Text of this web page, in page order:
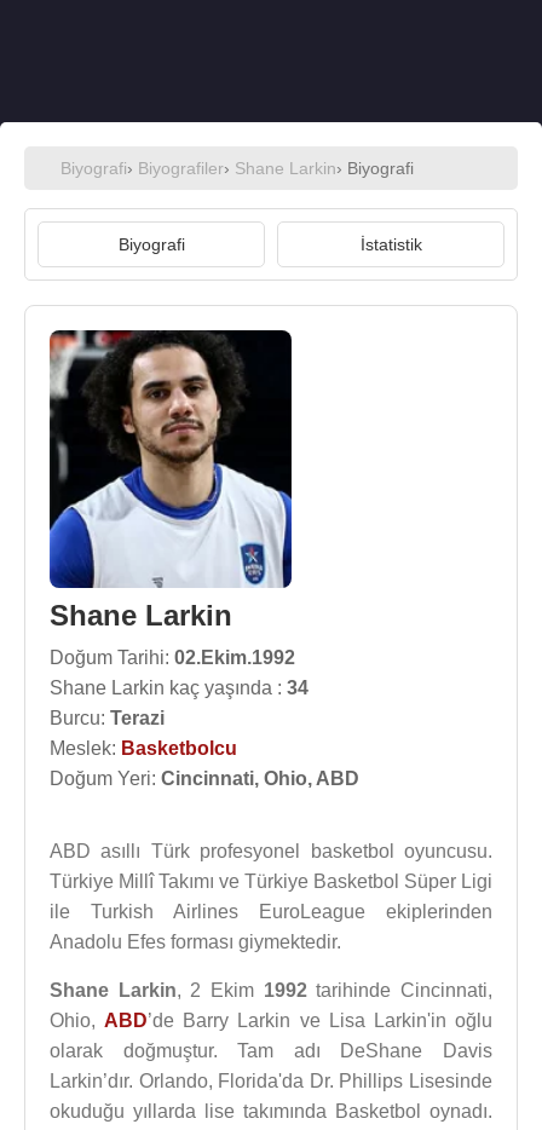
Biyografi› Biyografiler› Shane Larkin› Biyografi
Biyografi İstatistik
Shane Larkin
Doğum Tarihi: 02.Ekim.1992
Shane Larkin kaç yaşında : 34
Burcu: Terazi
Meslek: Basketbolcu
Doğum Yeri: Cincinnati, Ohio, ABD
ABD asıllı Türk profesyonel basketbol oyuncusu.
Türkiye Millî Takımı ve Türkiye Basketbol Süper Ligi
ile Turkish Airlines EuroLeague ekiplerinden
Anadolu Efes forması giymektedir.
Shane Larkin, 2 Ekim 1992tarihinde Cincinnati,
Ohio,ABD’de Barry Larkin ve Lisa Larkin'in oğlu
olarak doğmuştur. Tam adı DeShane Davis
Larkin’dır. Orlando, Florida'da Dr. Phillips Lisesinde
okuduğu yıllarda lise takımında Basketbol oynadı.